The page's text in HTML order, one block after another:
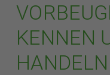
KENNEN
HANDELN